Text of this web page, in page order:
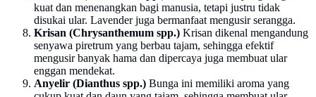
kuat dan menenangkan bagi manusia, tetapi justru tidak
disukai ular. Lavender juga bermanfaat mengusir serangga.
Krisan (Chrysanthemum spp.) Krisan dikenal mengandung
senyawa piretrum yang berbau tajam, sehingga efektif
mengusir banyak hama dan dipercaya juga membuat ular
enggan mendekat.
Anyelir (Dianthus spp.) Bunga ini memiliki aroma yang